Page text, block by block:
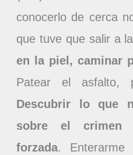
conocerlo de cerca
que tuve que salir a
en la piel, caminar
Patear el asfalto,
Descubrir lo que
sobre el crimen
forzada. Enterarme